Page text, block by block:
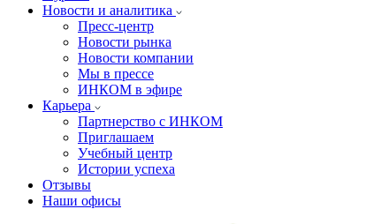
Новости и аналитика
Пресс-центр
Новости рынка
Новости компании
Мы в прессе
ИНКОМ в эфире
Карьера
Партнерство с ИНКОМ
Приглашаем
Учебный центр
Истории успеха
Отзывы
Наши офисы